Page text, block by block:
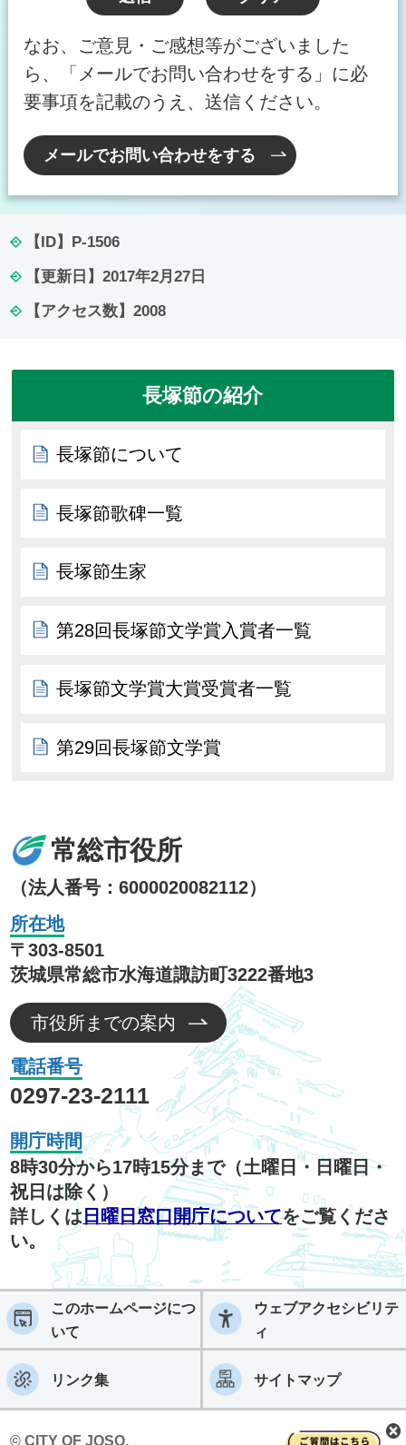
なお、ご意見・ご感想等がございました
ら、「メールでお問い合わせをする」に必
要事項を記載のうえ、送信ください。
メールでお問い合わせをする
【ID】 P-1506
【更新日】 2017年2月27日
【アクセス数】 2008
長塚節の紹介
長塚節について
長塚節歌碑一覧
長塚節生家
第28回長塚節文学賞入賞者一覧
長塚節文学賞大賞受賞者一覧
第29回長塚節文学賞
常総市役所
（法人番号：6000020082112）
所在地
〒303-8501
茨城県常総市水海道諏訪町3222番地3
市役所までの案内
電話番号
0297-23-2111
開庁時間
8時30分から17時15分まで（土曜日・日曜日・
祝日は除く）
詳しくは 日曜日窓口開庁についてをご覧くださ
い。
このホームページにつ
いて
ウェブアクセシビリテ
ィ
リンク集 サイトマップ
© CITY OF JOSO.